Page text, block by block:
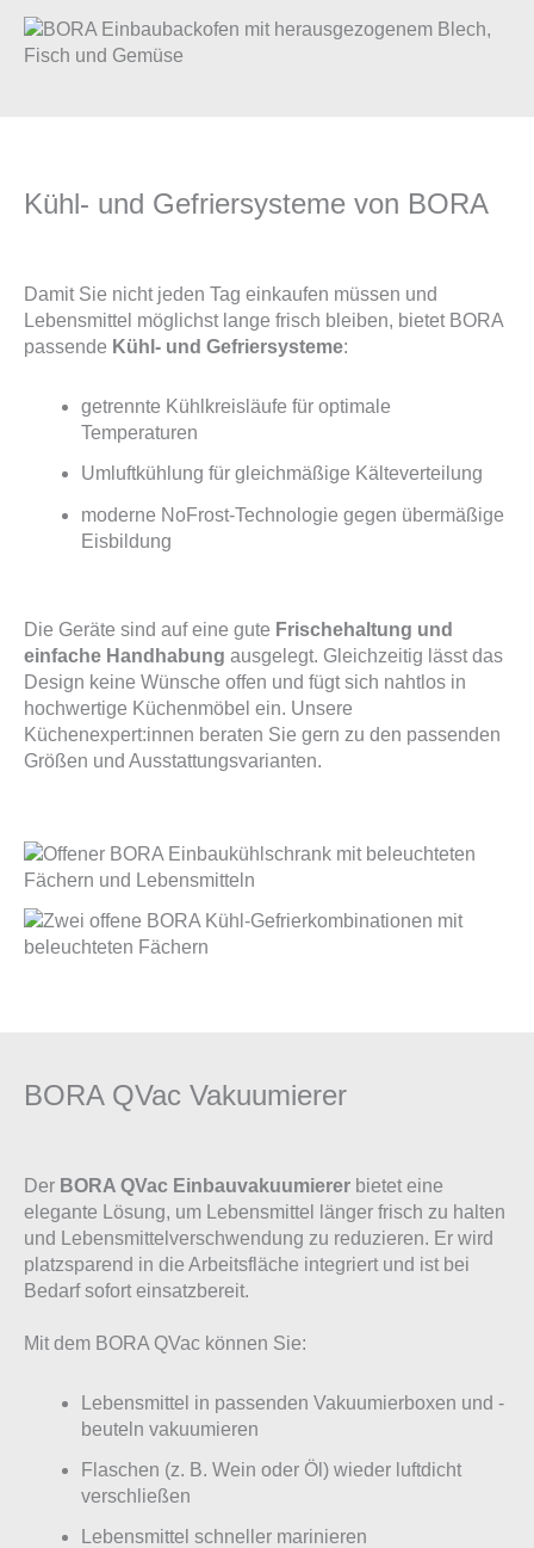
Kühl- und Gefriersysteme von BORA
Damit Sie nicht jeden Tag einkaufen müssen und
Lebensmittel möglichst lange frisch bleiben, bietet BORA
passende Kühl- und Gefriersysteme:
getrennte Kühlkreisläufe für optimale
Temperaturen
Umluftkühlung für gleichmäßige Kälteverteilung
moderne NoFrost-Technologie gegen übermäßige
Eisbildung
Die Geräte sind auf eine gute Frischehaltung und
einfache Handhabung ausgelegt. Gleichzeitig lässt das
Design keine Wünsche offen und fügt sich nahtlos in
hochwertige Küchenmöbel ein. Unsere
Küchenexpert:innen beraten Sie gern zu den passenden
Größen und Ausstattungsvarianten.
BORA QVac Vakuumierer
Der BORA QVac Einbauvakuumierer bietet eine
elegante Lösung, um Lebensmittel länger frisch zu halten
und Lebensmittelverschwendung zu reduzieren. Er wird
platzsparend in die Arbeitsfläche integriert und ist bei
Bedarf sofort einsatzbereit.
Mit dem BORA QVac können Sie:
Lebensmittel in passenden Vakuumierboxen und -
beuteln vakuumieren
Flaschen (z. B. Wein oder Öl) wieder luftdicht
verschließen
Lebensmittel schneller marinieren